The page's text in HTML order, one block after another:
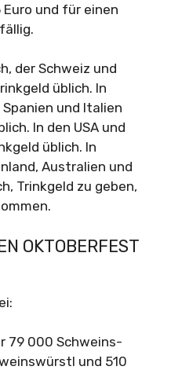
Euro und für einen
der Schweiz und
üblich. In
und Italien
In den USA und
üblich. In
Australien und
Trinkgeld zu geben,
OKTOBERFEST
79 000 Schweins-
und 510